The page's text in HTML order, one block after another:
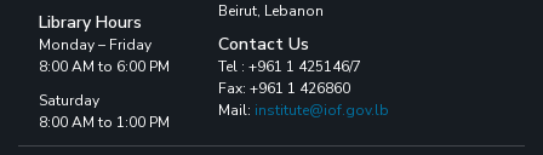
Library Hours
Monday – Friday
8:00 AM to 6:00 PM
Saturday
8:00 AM to 1:00 PM
Beirut, Lebanon
Contact Us
Tel : +961 1 425146/7
Fax: +961 1 426860
Mail: institute@iof.gov.lb